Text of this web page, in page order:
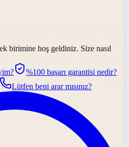
birimine hoş geldiniz. Size nasıl
%100 başarı garantisi nedir?
Lütfen beni arar mısınız?